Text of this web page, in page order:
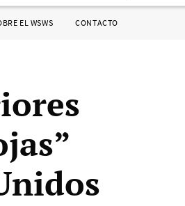
EL WSWS CONTACTO